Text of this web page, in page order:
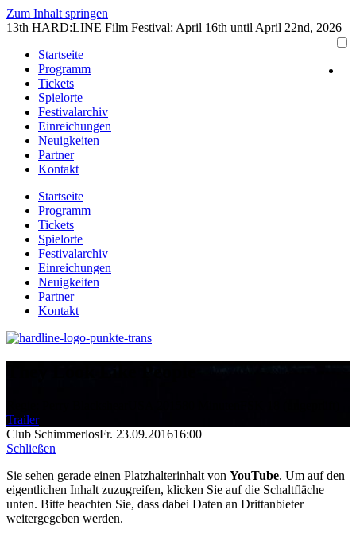
Zum Inhalt springen
13th HARD:LINE Film Festival: April 16th until April 22nd, 2026
Startseite
Programm
Tickets
Spielorte
Festivalarchiv
Einreichungen
Neuigkeiten
Partner
Kontakt
Startseite
Programm
Tickets
Spielorte
Festivalarchiv
Einreichungen
Neuigkeiten
Partner
Kontakt
Trailer
Club SchimmerlosFr. 23.09.201616:00
Schließen
Sie sehen gerade einen Platzhalterinhalt von YouTube. Um auf den
eigentlichen Inhalt zuzugreifen, klicken Sie auf die Schaltfläche
unten. Bitte beachten Sie, dass dabei Daten an Drittanbieter
weitergegeben werden.